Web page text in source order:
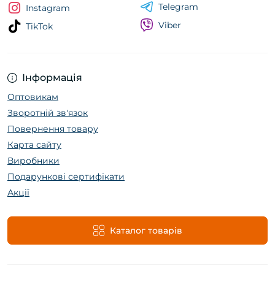
Інформація
Оптовикам
Зворотній зв'язок
Повернення товару
Карта сайту
Виробники
Подарункові сертифікати
Акції
Каталог товарів
Instagram
TikTok
Telegram
Viber